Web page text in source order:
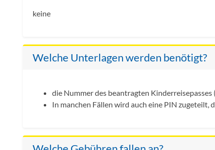
keine
Welche Unterlagen werden benötigt?
die Nummer des beantragten
In manchen Fällen wird auch eine PIN zugeteilt,